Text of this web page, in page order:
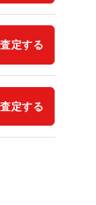
査定する
査定する